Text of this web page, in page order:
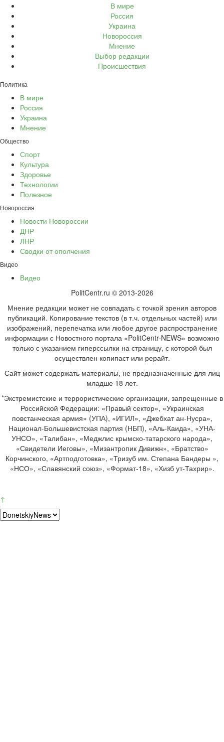
В мире
Россия
Украина
Новороссия
Мнение
Выбор редакции
Происшествия
Политика
В мире
Россия
Украина
Мнение
Общество
Спорт
Культура
Здоровье
Технологии
Полезное
Новороссия
Новости Новороссии
ДНР
ЛНР
Сводки от ополчения
Видео
Видео
PolitCentr.ru © 2013-2026
Мнение редакции может не совпадать с точкой зрения авторов
публикаций. Копирование текстов (в т.ч. отдельных частей) или
изображений, перепечатка или любое другое распространение
информации с Новостного портала «PolitCentr-NEWS» возможно
только с указанием гиперссылки на страницу, с которой был
осуществлен копипаст или рерайт.
Сайт может содержать материалы, не предназначенные для лиц
младше 18 лет.
*Экстремистские и террористические организации, запрещенные в
Российской Федерации: «Правый сектор», «Украинская
повстанческая армия» (УПА), «ИГИЛ», «Джебхат ан-Нусра»,
Национал-Большевистская партия (НБП), «Аль-Каида», «УНА-
УНСО», «Талибан», «Меджлис крымско-татарского народа»,
«Свидетели Иеговы», «Мизантропик Дивижн», «Братство»
Корчинского, «Артподготовка», «Тризуб им. Степана Бандеры »,
«НСО», «Славянский союз», «Формат-18», «Хизб ут-Тахрир».
↑